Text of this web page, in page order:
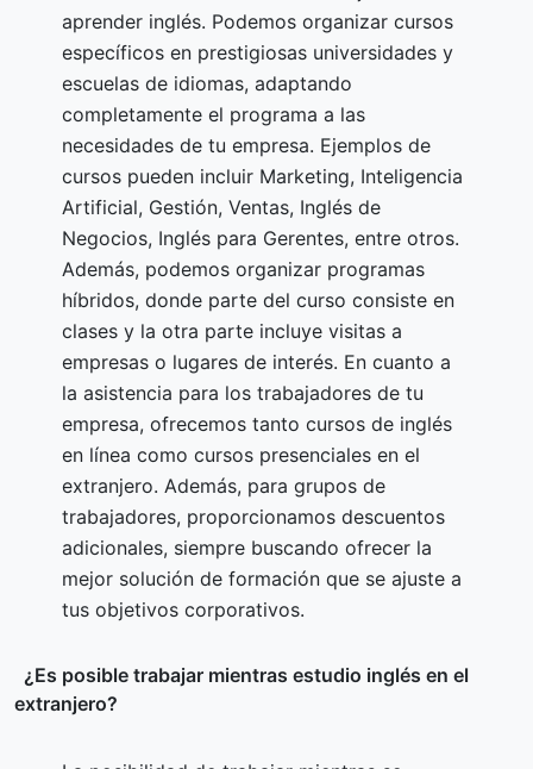
aprender inglés. Podemos organizar cursos
específicos en prestigiosas universidades y
escuelas de idiomas, adaptando
completamente el programa a las
necesidades de tu empresa. Ejemplos de
cursos pueden incluir Marketing, Inteligencia
Artificial, Gestión, Ventas, Inglés de
Negocios, Inglés para Gerentes, entre otros.
Además, podemos organizar programas
híbridos, donde parte del curso consiste en
clases y la otra parte incluye visitas a
empresas o lugares de interés. En cuanto a
la asistencia para los trabajadores de tu
empresa, ofrecemos tanto cursos de inglés
en línea como cursos presenciales en el
extranjero. Además, para grupos de
trabajadores, proporcionamos descuentos
adicionales, siempre buscando ofrecer la
mejor solución de formación que se ajuste a
tus objetivos corporativos.
¿Es posible trabajar mientras estudio inglés en el
extranjero?